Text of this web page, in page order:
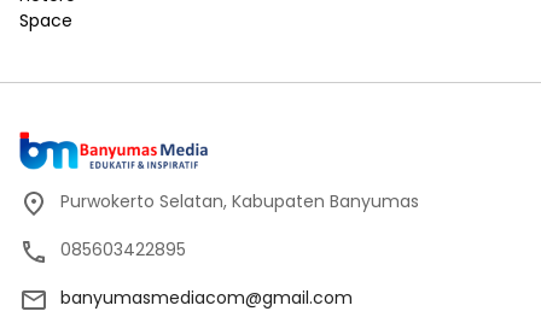
Purwokerto Selatan, Kabupaten Banyumas
085603422895
banyumasmediacom@gmail.com